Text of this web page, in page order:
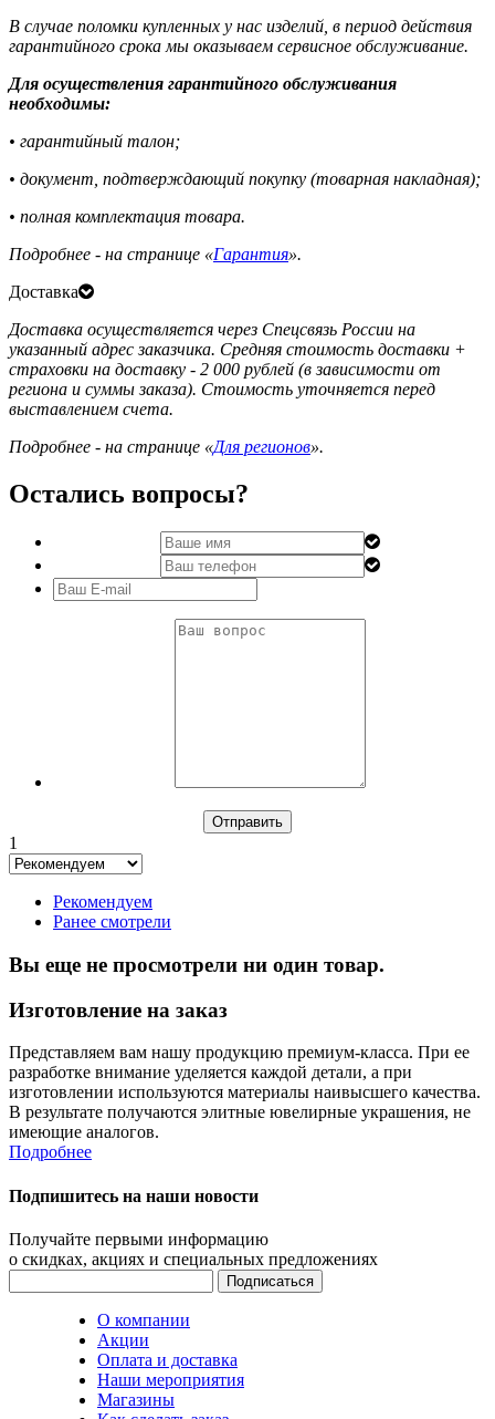
В случае поломки купленных у нас изделий, в период действия
гарантийного срока мы оказываем сервисное обслуживание.
Для осуществления гарантийного обслуживания
необходимы:
• гарантийный талон;
• документ, подтверждающий покупку (товарная накладная);
• полная комплектация товара.
Подробнее - на странице «Гарантия».
Доставка
Доставка осуществляется через Спецсвязь России на
указанный адрес заказчика. Средняя стоимость доставки +
страховки на доставку - 2 000 рублей (в зависимости от
региона и суммы заказа). Стоимость уточняется перед
выставлением счета.
Подробнее - на странице «Для регионов».
Остались вопросы?
1
Рекомендуем
Ранее смотрели
Вы еще не просмотрели ни один товар.
Изготовление на заказ
Представляем вам нашу продукцию премиум-класса. При ее
разработке внимание уделяется каждой детали, а при
изготовлении используются материалы наивысшего качества.
В результате получаются элитные ювелирные украшения, не
имеющие аналогов.
Подробнее
Подпишитесь на наши новости
Получайте первыми информацию
о скидках, акциях и специальных предложениях
О компании
Акции
Оплата и доставка
Наши мероприятия
Магазины